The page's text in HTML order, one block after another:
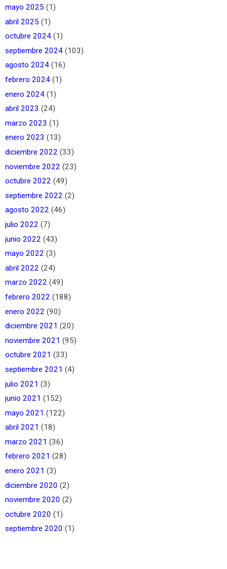
mayo 2025 (1)
abril 2025 (1)
octubre 2024 (1)
septiembre 2024 (103)
agosto 2024 (16)
febrero 2024 (1)
enero 2024 (1)
abril 2023 (24)
marzo 2023 (1)
enero 2023 (13)
diciembre 2022 (33)
noviembre 2022 (23)
octubre 2022 (49)
septiembre 2022 (2)
agosto 2022 (46)
julio 2022 (7)
junio 2022 (43)
mayo 2022 (3)
abril 2022 (24)
marzo 2022 (49)
febrero 2022 (188)
enero 2022 (90)
diciembre 2021 (20)
noviembre 2021 (95)
octubre 2021 (33)
septiembre 2021 (4)
julio 2021 (3)
junio 2021 (152)
mayo 2021 (122)
abril 2021 (18)
marzo 2021 (36)
febrero 2021 (28)
enero 2021 (3)
diciembre 2020 (2)
noviembre 2020 (2)
octubre 2020 (1)
septiembre 2020 (1)